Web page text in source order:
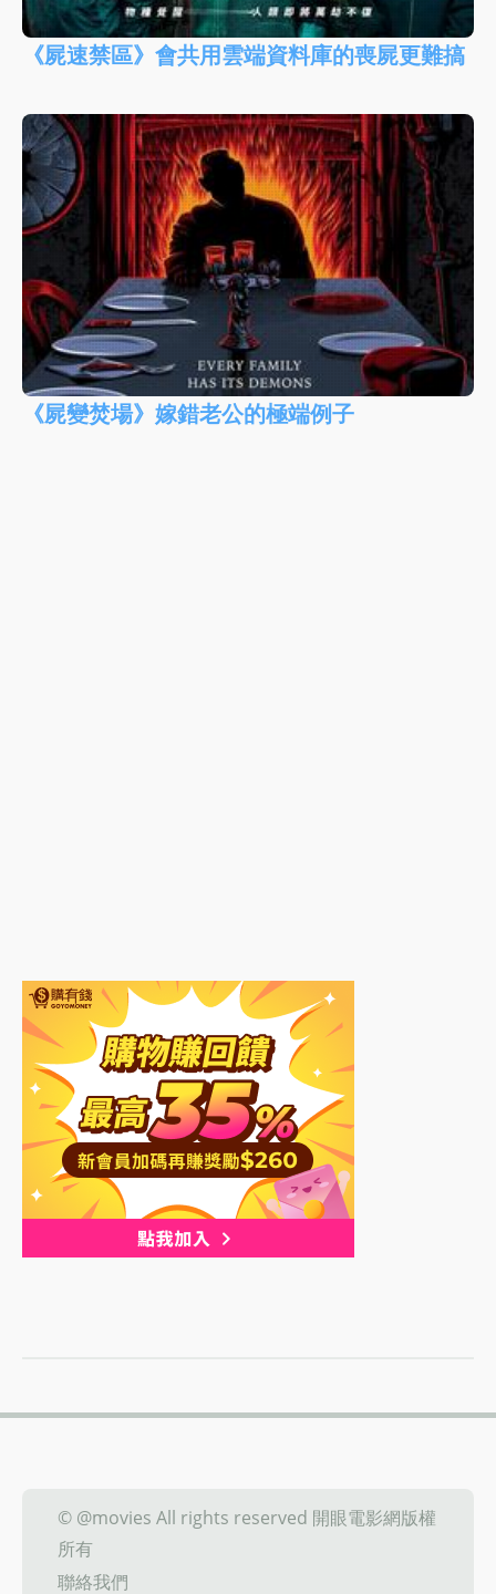
《屍速禁區》會共用雲端資料庫的喪屍更難搞
《屍變焚場》嫁錯老公的極端例子
© @movies All rights reserved 開眼電影網版權
所有
聯絡我們